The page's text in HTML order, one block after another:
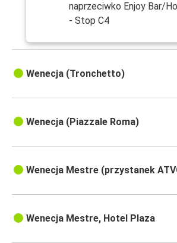
naprzeciwko Enjoy Bar/
- Stop C4
Wenecja (Tronchetto)
Wenecja (Piazzale Roma)
Wenecja Mestre (przystanek
Wenecja Mestre, Hotel Plaza